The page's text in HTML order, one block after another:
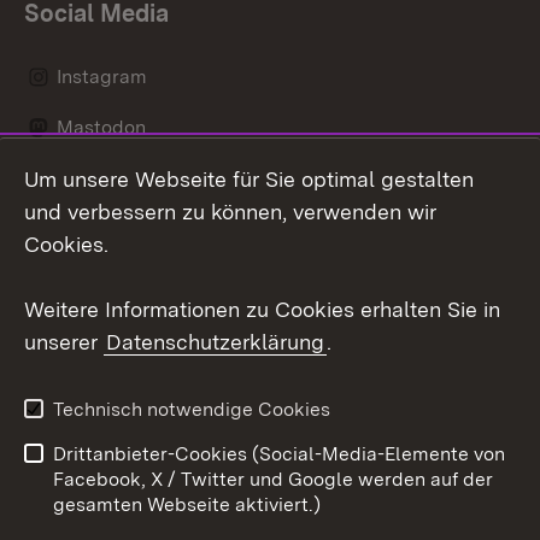
Social Media
Instagram
Mastodon
Messenger
Kontakt
Impressum
Cookies
Um unsere Webseite für Sie optimal gestalten
und verbessern zu können, verwenden wir
Cookies.
Weitere Informationen zu Cookies erhalten Sie in
unserer Datenschutzerklärung.
Technisch notwendige Cookies
Drittanbieter-Cookies (Social-Media-Elemente von
Facebook, X / Twitter und Google werden auf der
gesamten Webseite aktiviert.)